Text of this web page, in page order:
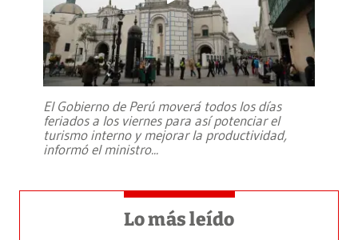
El Gobierno de Perú moverá todos los días
feriados a los viernes para así potenciar el
turismo interno y mejorar la productividad,
informó el ministro...
Lo más leído